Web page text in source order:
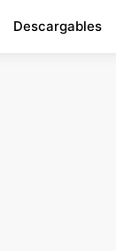
Descargables